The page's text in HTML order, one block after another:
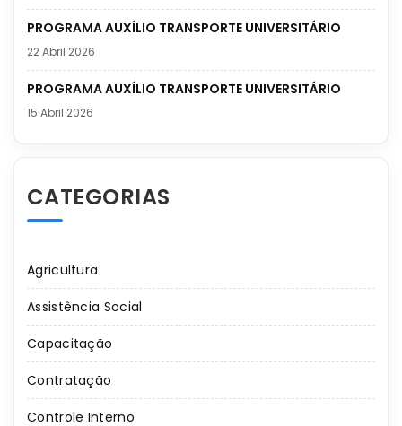
PROGRAMA AUXÍLIO TRANSPORTE UNIVERSITÁRIO
22 Abril 2026
PROGRAMA AUXÍLIO TRANSPORTE UNIVERSITÁRIO
15 Abril 2026
CATEGORIAS
Agricultura
Assistência Social
Capacitação
Contratação
Controle Interno